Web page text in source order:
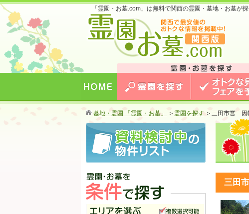
「霊園・お墓.com」は無料で関西の霊園・墓地・お墓が
お墓のことなら霊園・お墓.com 関西版 関西で
最安値のおトクな情報を掲載中！
する
墓地・霊園 「霊園・お墓」 ＞ 霊園を探す ＞ 三田市営 因
三田
霊園・お墓を条件で探す